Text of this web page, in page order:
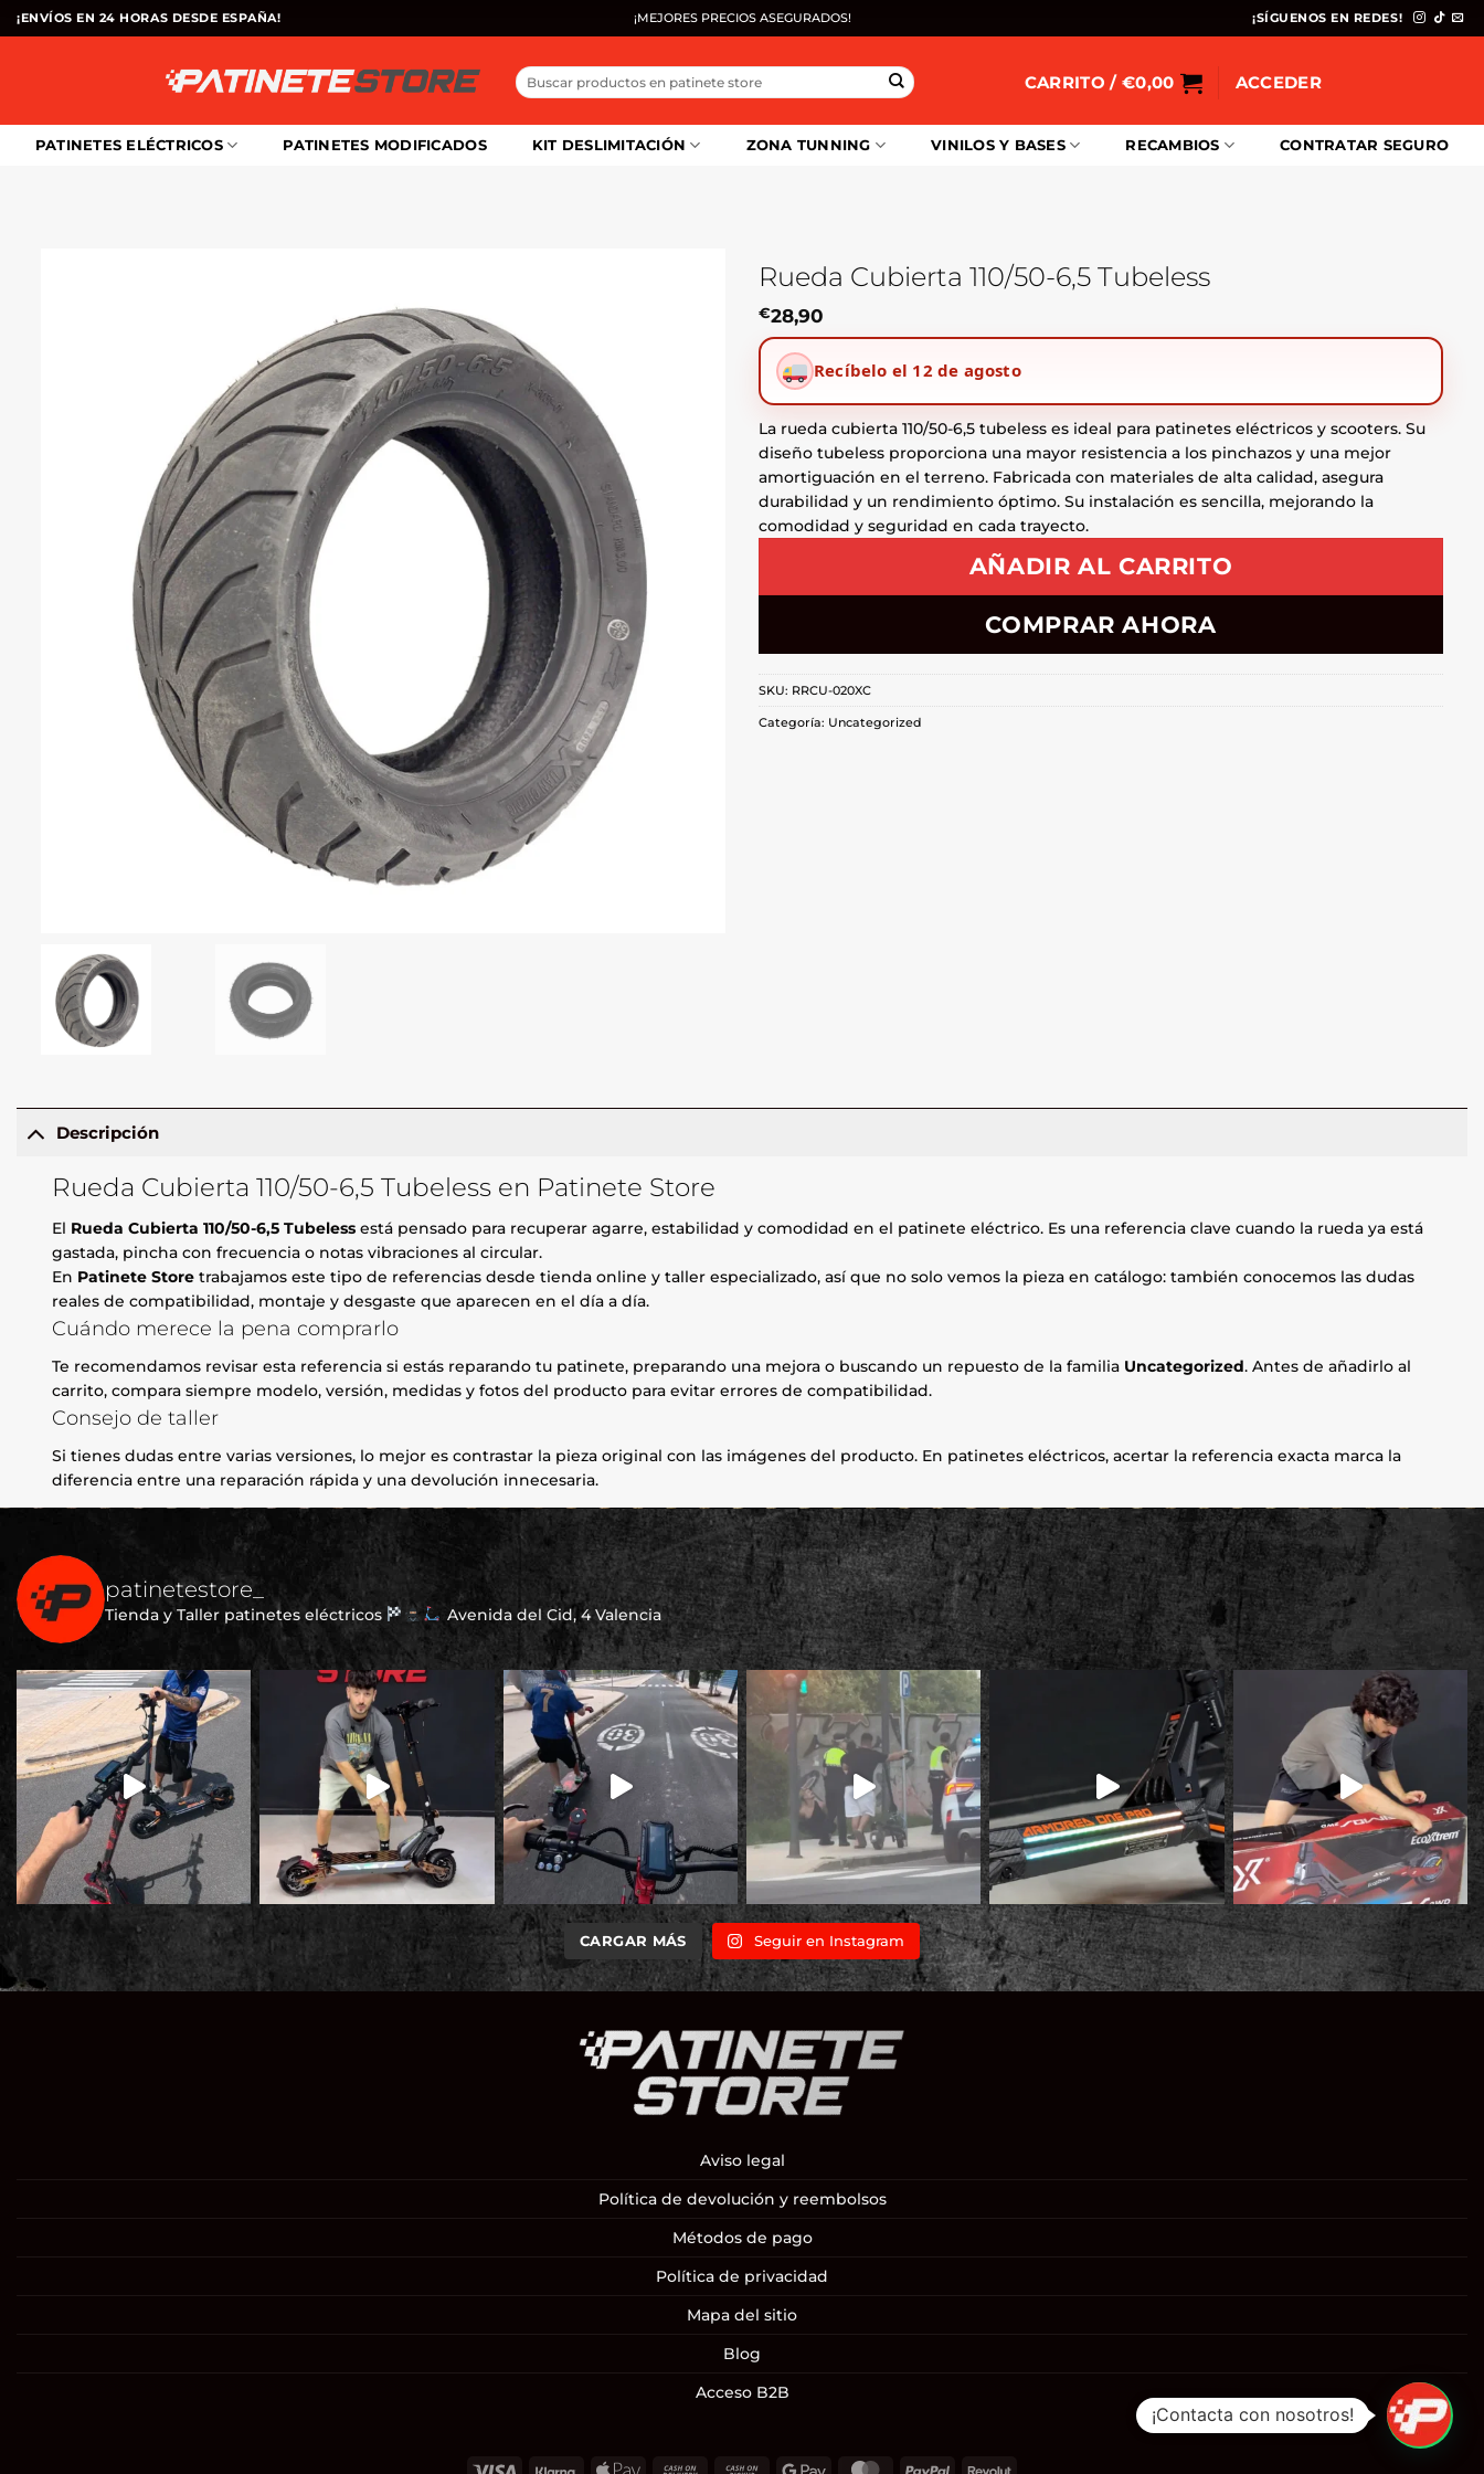
Saltar
al
¡ENVÍOS EN 24 HORAS DESDE ESPAÑA! ¡MEJORES PRECIOS ASEGURADOS! ¡SÍGUENOS EN REDES!
Buscar
por:
CARRITO / €0,00 ACCEDER
PATINETES ELÉCTRICOS PATINETES MODIFICADOS KIT DESLIMITACIÓN ZONA TUNNING VINILOS Y BASES RECAMBIOS CONTRATAR SEGURO
Rueda Cubierta 110/50-6,5 Tubeless
€28,90
Recíbelo el 12 de agosto
La rueda cubierta 110/50-6,5 tubeless es ideal para patinetes eléctricos y scooters. Su
diseño tubeless proporciona una mayor resistencia a los pinchazos y una mejor
amortiguación en el terreno. Fabricada con materiales de alta calidad, asegura
durabilidad y un rendimiento óptimo. Su instalación es sencilla, mejorando la
comodidad y seguridad en cada trayecto.
AÑADIR AL CARRITO
COMPRAR AHORA
SKU: RRCU-020XC
Categoría: Uncategorized
Descripción
Rueda Cubierta 110/50-6,5 Tubeless en Patinete Store
El Rueda Cubierta 110/50-6,5 Tubeless está pensado para recuperar agarre, estabilidad y comodidad en el patinete eléctrico. Es una referencia clave cuando la rueda ya está
gastada, pincha con frecuencia o notas vibraciones al circular.
En Patinete Store trabajamos este tipo de referencias desde tienda online y taller especializado, así que no solo vemos la pieza en catálogo: también conocemos las dudas
reales de compatibilidad, montaje y desgaste que aparecen en el día a día.
Cuándo merece la pena comprarlo
Te recomendamos revisar esta referencia si estás reparando tu patinete, preparando una mejora o buscando un repuesto de la familia Uncategorized. Antes de añadirlo al
carrito, compara siempre modelo, versión, medidas y fotos del producto para evitar errores de compatibilidad.
Consejo de taller
Si tienes dudas entre varias versiones, lo mejor es contrastar la pieza original con las imágenes del producto. En patinetes eléctricos, acertar la referencia exacta marca la
diferencia entre una reparación rápida y una devolución innecesaria.
patinetestore_
Tienda y Taller patinetes eléctricos Avenida del Cid, 4 Valencia
CARGAR MÁS Seguir en Instagram
Aviso legal
Política de devolución y reembolsos
Métodos de pago
Política de privacidad
Mapa del sitio
Blog
Acceso B2B
Visa Klarna Apple Cash Cash Google MasterCardPayPal Revolut
¡Contacta con nosotros!